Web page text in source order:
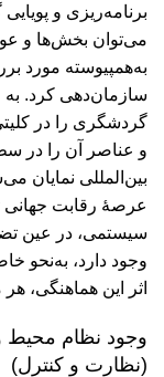
برنامه‌ریزی و
می‌توان بخش‌ها و
به‌همپیوسته مورد
سازمان‌دهی کرد.
گردشگری را در
و عناصر آن را در
بین‌المللی نمایان
عرصۀ رقابت جهانی
سیستمی، در عین
وجود دارد، به‌نحو
اثر این هماهنگی،
وجود نظام
(نظارت و کنترل)